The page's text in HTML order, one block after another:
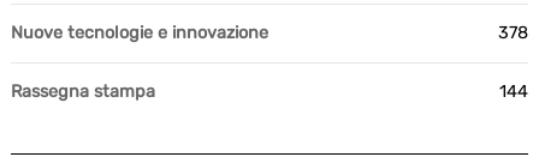
Nuove tecnologie e innovazione 378
Rassegna stampa 144